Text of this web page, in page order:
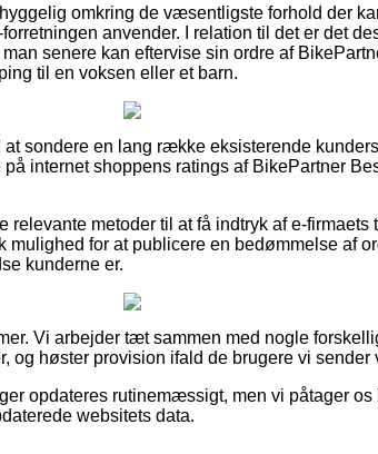
omkring de væsentligste forhold der
anvender. I relation til det er det
senere kan eftervise sin ordre af
til en voksen eller et barn.
sondere en lang række eksisterende
internet shoppens ratings af BikePartner
relevante metoder til at få indtryk af e-
for at publicere en bedømmelse af
kunderne er.
Vi arbejder tæt sammen med nogle
og høster provision ifald de brugere vi sender
opdateres rutinemæssigt, men vi påtager os
websitets data.